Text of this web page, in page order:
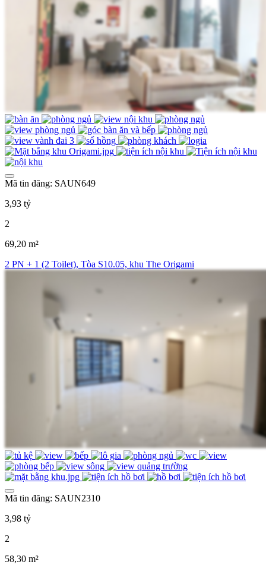
Mã tin đăng: SAUN649
3,93 tỷ
2
69,20 m²
2 PN + 1 (2 Toilet), Tòa S10.05, khu The Origami
Mã tin đăng: SAUN2310
3,98 tỷ
2
58,30 m²